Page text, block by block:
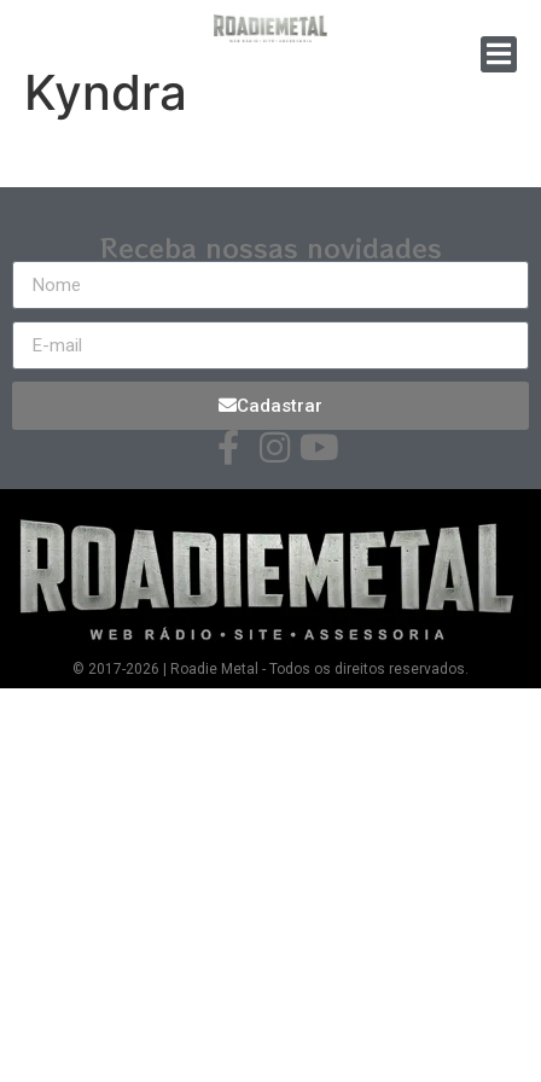
Kyndra
Receba nossas novidades
Cadastrar
© 2017-2026 | Roadie Metal - Todos os direitos reservados.